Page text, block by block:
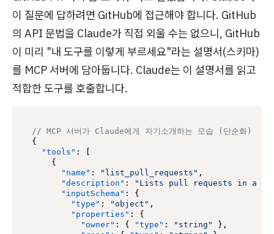
이 질문에 답하려면 GitHub에 접근해야 합니다. GitHub
의 API 문법을 Claude가 직접 외울 수는 없으니, GitHub
이 미리 "내 도구를 이렇게 부르세요"라는 설명서(스키마)
를 MCP 서버에 담아둡니다. Claude는 이 설명서를 읽고
적합한 도구를 호출합니다.
// MCP 서버가 Claude에게 자기소개하는 모습 (단순화)
{
"tools" :
{
"name" : "list_pull_requests" ,
"description" :
"Lists pull requests in a
"inputSchema" :
{
"type" : "object" ,
"properties" :
{
"owner" : { "type" : "string" } ,